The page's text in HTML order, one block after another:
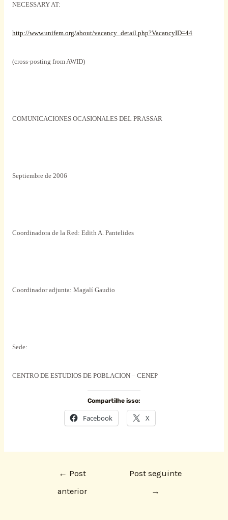
NECESSARY AT:
http://www.unifem.org/about/vacancy_detail.php?VacancyID=44
(cross-posting from AWID)
COMUNICACIONES OCASIONALES DEL PRASSAR
Septiembre de 2006
Coordinadora de la Red: Edith A. Pantelides
Coordinador adjunta: Magalí Gaudio
Sede:
CENTRO DE ESTUDIOS DE POBLACION – CENEP
Compartilhe isso:
Facebook X
← Post
anterior
Post seguinte
→